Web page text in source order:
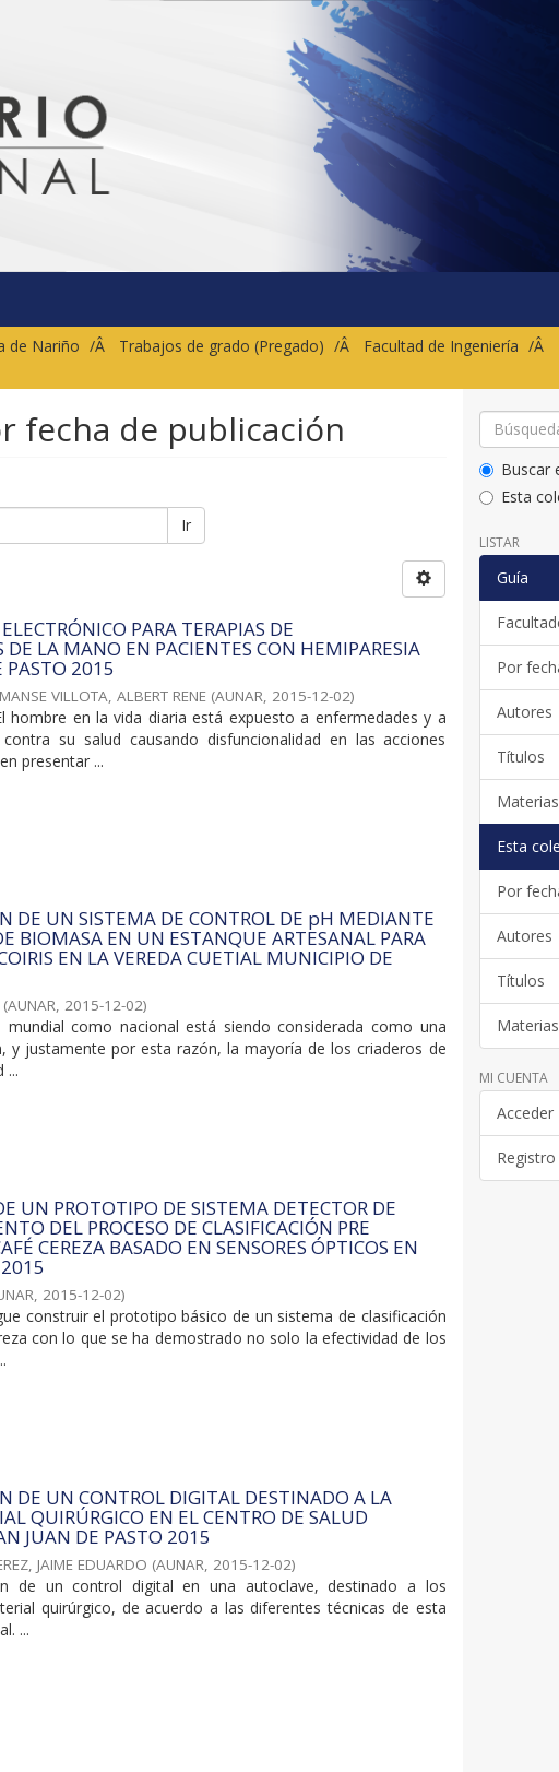
de Nariño Trabajos de grado (Pregado) Facultad de Ingeniería
fecha de publicación
Ir
PARA TERAPIAS DE
LA MANO EN PACIENTES CON HEMIPARESIA
PASTO 2015
VILLOTA, ALBERT RENE (AUNAR, 2015-12-02)
hombre en la vida diaria está expuesto a enfermedades y a
su salud causando disfuncionalidad en las acciones
presentar ...
DE UN SISTEMA DE CONTROL DE pH MEDIANTE
BIOMASA EN UN ESTANQUE ARTESANAL PARA
EN LA VEREDA CUETIAL MUNICIPIO DE
(AUNAR, 2015-12-02)
como nacional está siendo considerada como una
y justamente por esta razón, la mayoría de los criaderos de
...
UN PROTOTIPO DE SISTEMA DETECTOR DE
DEL PROCESO DE CLASIFICACIÓN PRE
CEREZA BASADO EN SENSORES ÓPTICOS EN
, 2015-12-02)
construir el prototipo básico de un sistema de clasificación
con lo que se ha demostrado no solo la efectividad de los
DE UN CONTROL DIGITAL DESTINADO A LA
QUIRÚRGICO EN EL CENTRO DE SALUD
JUAN DE PASTO 2015
JAIME EDUARDO (AUNAR, 2015-12-02)
de un control digital en una autoclave, destinado a los
quirúrgico, de acuerdo a las diferentes técnicas de esta
...
Buscar
Esta
LISTAR
Guía
Por
Autores
Títulos
Materias
Esta
Por
Autores
Títulos
Materias
MI CUENTA
Acceder
Registro